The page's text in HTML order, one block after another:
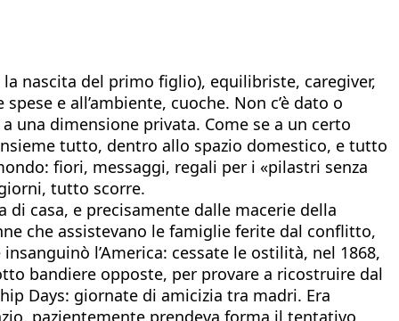
nascita del primo figlio), equilibriste, caregiver,
e all’ambiente, cuoche. Non c’è dato o
una dimensione privata. Come se a un certo
tutto, dentro allo spazio domestico, e tutto
fiori, messaggi, regali per i «pilastri senza
tutto scorre.
casa, e precisamente dalle macerie della
che assistevano le famiglie ferite dal conflitto,
l’America: cessate le ostilità, nel 1868,
bandiere opposte, per provare a ricostruire dal
Days: giornate di amicizia tra madri. Era
pazientemente prendeva forma il tentativo